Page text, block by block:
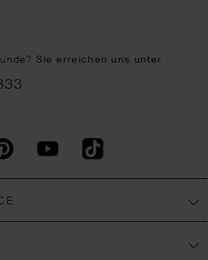
Sie erreichen uns unter
PinterestYouTubeTikTok